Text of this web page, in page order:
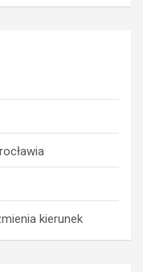
kierunek